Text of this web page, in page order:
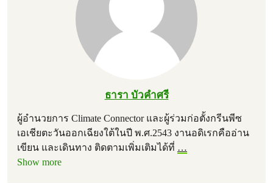
ธารา บัวคำศรี
ผู้อำนวยการ Climate Connector และผู้ร่วมก่อตั้งกรีนพีซ
เอเชียตะวันออกเฉียงใต้ในปี พ.ศ.2543 งานอดิเรกคืออ่าน
เขียน และเดินทาง ติดตามเพิ่มเติมได้ที่ …
Show more